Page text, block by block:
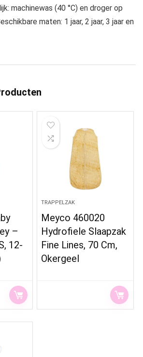
machinewas (40 °C) en droger op
maten: 1 jaar, 2 jaar, 3 jaar en
–
12-
TRAPPELZAK
Meyco 460020
Hydrofiele Slaapzak
Fine Lines, 70 Cm,
Okergeel